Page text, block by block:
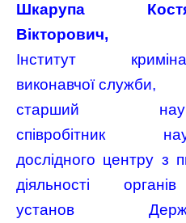
Шкарупа
Вікторович,
Інститут
виконавчої служби,
старший
співробітник
дослідного центру з
діяльності
установ